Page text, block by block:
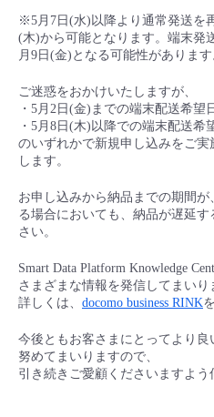
すべてのメニューを見る
サポート
すべてのメニューを見る
- ユーザー機能の管理
- 登録情報の管理
- APIリファレンス
■ 基本構築ガイド
- クラウド / サーバー
- Flexible Remote Access
- マルチクラウド利用
- リモートワーク
- ITインフラストラクチャー
- その他
定期メンテナンス
協業パートナー
脱炭素化
※5月7日(水)以降より通常発送を
(木)から可能となります。端末発
月 9 日 (金) となる可能性があります
ご迷惑をおかけいたしますが、
・ 5月 2 日 (金) までの端末配送希望
・5月8日(木)以降での端末配送希
のいずれかで新規申し込みをご
します。
お申し込みから納品までの期間
る場合においても、納品が遅延
さい。
Smart Data Platform Knowledge
さまざまな情報を発信してまいり
詳しくは、 docomo business RINK
今後ともお客さまにとってより
努めてまいりますので、
引き続きご愛顧くださいますよう